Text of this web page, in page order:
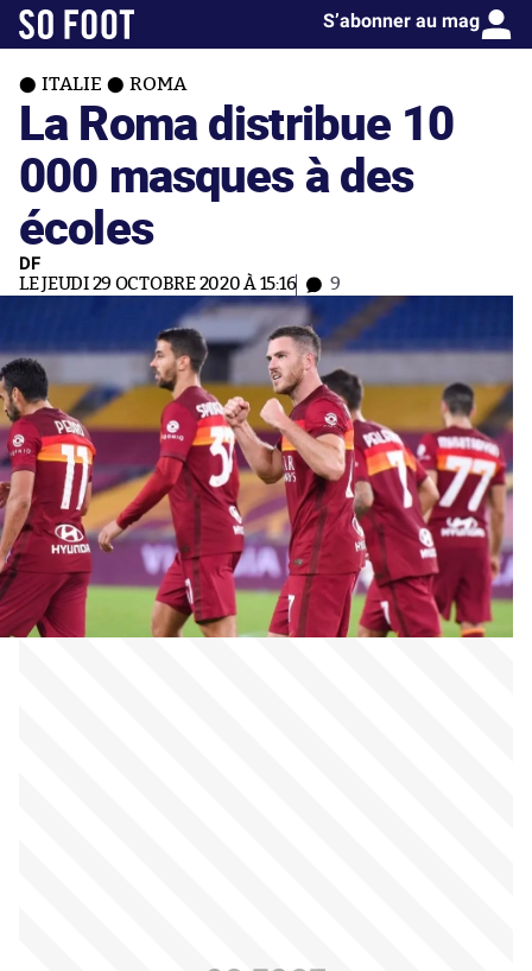
S’abonner au mag
ITALIE ROMA
La Roma distribue 10
000 masques à des
écoles
DF
LE JEUDI 29 OCTOBRE 2020 À 15:16 9